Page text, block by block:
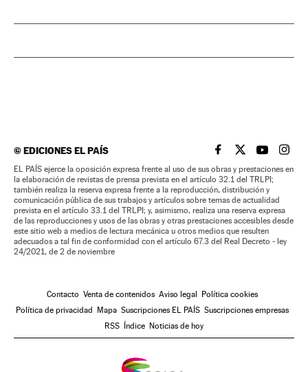
©EDICIONES EL PAÍS EL PAÍS BRASIL EN
EL PAÍSEL PAÍS
EL
EL PAÍS ejerce la oposición expresa frente al uso de sus obras y prestaciones en
la elaboración de revistas de prensa prevista en el artículo 32.1 del TRLPI;
también realiza la reserva expresa frente a la reproducción, distribución y
comunicación pública de sus trabajos y artículos sobre temas de actualidad
prevista en el artículo 33.1 del TRLPI; y, asimismo, realiza una reserva expresa
de las reproducciones y usos de las obras y otras prestaciones accesibles desde
este sitio web a medios de lectura mecánica u otros medios que resulten
adecuados a tal fin de conformidad con el artículo 67.3 del Real Decreto - ley
24/2021, de 2 de noviembre
Contacto Venta de contenidos Aviso legal Política cookies
Política de privacidad Mapa Suscripciones EL PAÍS Suscripciones empresas
RSS Índice Noticias de hoy